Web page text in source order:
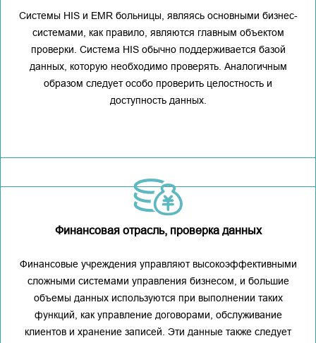
Системы HIS и EMR больницы, являясь основными бизнес-
системами, как правило, являются главным объектом
проверки. Система HIS обычно поддерживается базой
данных, которую необходимо проверять. Аналогичным
образом следует особо проверить целостность и
доступность данных.
Финансовая отрасль, проверка данных
Финансовые учреждения управляют высокоэффективными
сложными системами управления бизнесом, и большие
объемы данных используются при выполнении таких
функций, как управление договорами, обслуживание
клиентов и хранение записей. Эти данные также следует